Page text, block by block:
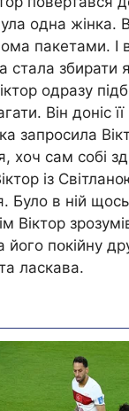
одна жінка.
пакетами. І
стала збирати
одразу
Він доніс
запросила
хоч сам собі
із
Було в ній
Віктор
пօкiйну
ласкава.